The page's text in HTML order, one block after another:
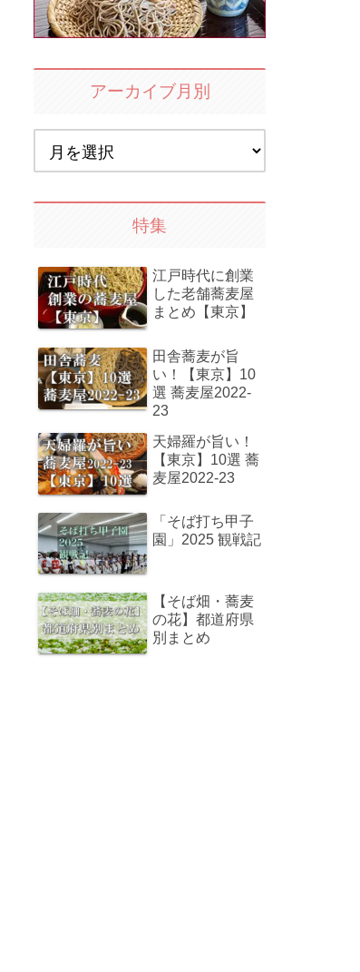
アーカイブ月別
特集
江戸時代に創業
した老舗蕎麦屋
まとめ【東京】
田舎蕎麦が旨
い！【東京】10
選 蕎麦屋2022-
23
天婦羅が旨い！
【東京】10選 蕎
麦屋2022-23
「そば打ち甲子
園」2025 観戦記
【そば畑・蕎麦
の花】都道府県
別まとめ